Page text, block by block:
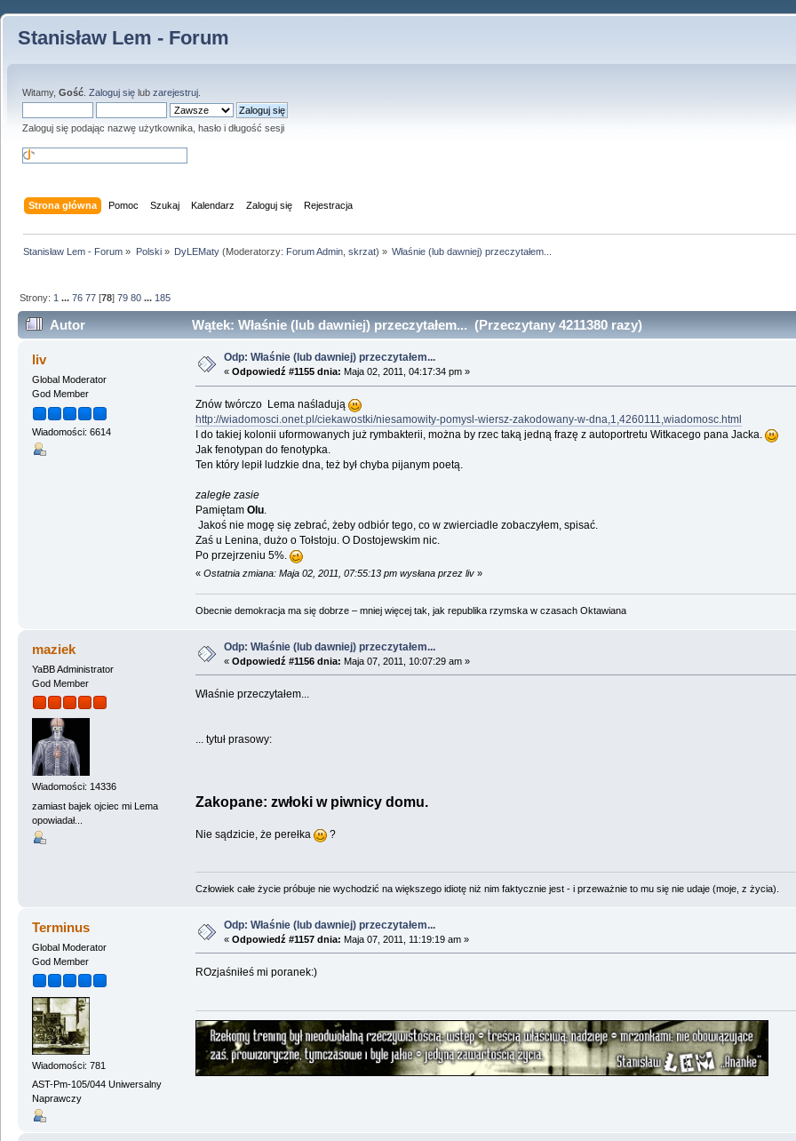
Stanisław Lem - Forum
Witamy, Gość Zaloguj się lub zarejestruj
Zaloguj się podając nazwę użytkownika, hasło i długość sesji
Strona główna Pomoc Szukaj Kalendarz Zaloguj się Rejestracja
Stanisław Lem - Forum » Polski» DyLEMaty(Moderatorzy: Forum Admin, skrzat) » Właśnie (lub dawniej) przeczytałem...
Strony: 1 ...76 77 [78]79 80 ... 185
Autor Wątek: Właśnie (lub dawniej) przeczytałem... (Przeczytany 4211380 razy)
liv
Global Moderator
God Member
Wiadomości: 6614
Odp: Właśnie (lub dawniej) przeczytałem...
« Odpowiedź #1155 dnia: Maja 02, 2011, 04:17:34 pm »
Znów twórczo Lema naśladują
http://wiadomosci.onet.pl/ciekawostki/niesamowity-pomysl-wiersz-zakodowany-w-dna,1,4260111,wiadomosc.html
I do takiej kolonii uformowanych już rymbakterii, można by rzec taką jedną frazę z autoportretu Witkacego pana Jacka.
Jak fenotypan do fenotypka.
Ten który lepił ludzkie dna, też był chyba pijanym poetą.
zaległe zasie
Pamiętam Olu.
Jakoś nie mogę się zebrać, żeby odbiór tego, co w zwierciadle zobaczyłem, spisać.
Zaś u Lenina, dużo o Tołstoju. O Dostojewskim nic.
Po przejrzeniu 5%.
« Ostatnia zmiana: Maja 02, 2011, 07:55:13 pm wysłana przez liv»
Obecnie demokracja ma się dobrze – mniej więcej tak, jak republika rzymska w czasach Oktawiana
maziek
YaBB Administrator
God Member
Wiadomości: 14336
zamiast bajek ojciec mi Lema
opowiadał...
Odp: Właśnie (lub dawniej) przeczytałem...
« Odpowiedź #1156 dnia: Maja 07, 2011, 10:07:29 am »
Właśnie przeczytałem...
... tytuł prasowy:
Zakopane: zwłoki w piwnicy domu.
Nie sądzicie, że perełka ?
Człowiek całe życie próbuje nie wychodzić na większego idiotę niż nim faktycznie jest - i przeważnie to mu się nie udaje (moje, z życia).
Terminus
Global Moderator
God Member
Wiadomości: 781
AST-Pm-105/044 Uniwersalny
Naprawczy
Odp: Właśnie (lub dawniej) przeczytałem...
« Odpowiedź #1157 dnia: Maja 07, 2011, 11:19:19 am »
ROzjaśniłeś mi poranek:)